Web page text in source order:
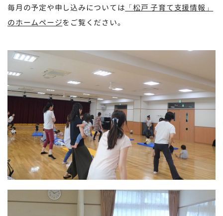
毎月の予定や申し込みについては 「松戸 子育て支援情報」
のホームページをご覧ください。